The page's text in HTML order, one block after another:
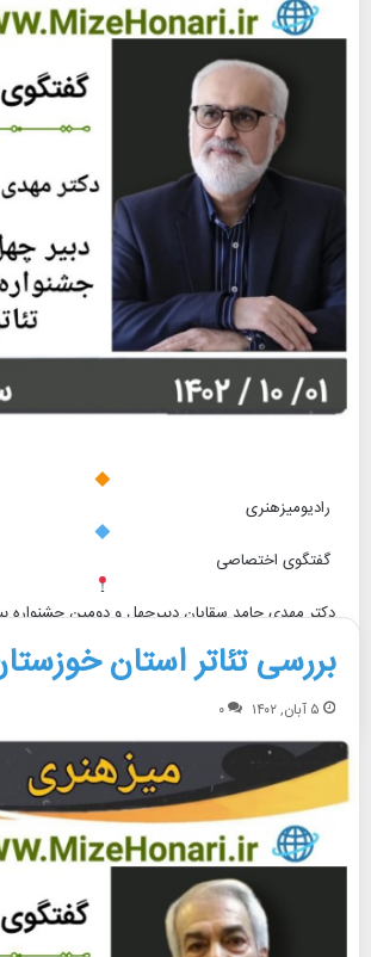
رادیومیزهنری
گفتگوی اختصاصی
دکتر مهدی حامد سقایان دبیرچهل و دومین جشنواره
بیشتر بخوانید »
بررسی تئاتر استان
۵ آبان, ۱۴۰۲ ۰